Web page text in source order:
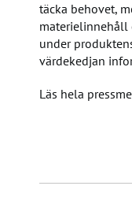
täcka behovet,
materielinnehåll
under
värdekedjan
Läs hela